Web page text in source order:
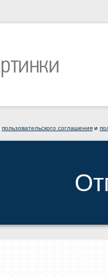
пользовательского соглашения и